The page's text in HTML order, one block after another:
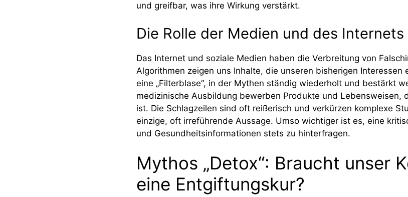
und greifbar, was ihre Wirkung verstärkt.
Die Rolle der Medien und des Internets
Das Internet und soziale Medien haben die Verbreitung von
Algorithmen zeigen uns Inhalte, die unseren bisherigen
eine „Filterblase“, in der Mythen ständig wiederholt und bestärkt
medizinische Ausbildung bewerben Produkte und Lebensweisen,
ist. Die Schlagzeilen sind oft reißerisch und verkürzen komplexe
einzige, oft irreführende Aussage. Umso wichtiger ist es, eine
und Gesundheitsinformationen stets zu hinterfragen.
Mythos „Detox“: Braucht unser
eine Entgiftungskur?